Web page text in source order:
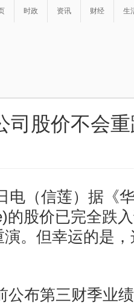
时政 资讯 财经 生
司股价不会
电（信莲）据《
的股价已完全跌
。但幸运的是
公布第三财季业